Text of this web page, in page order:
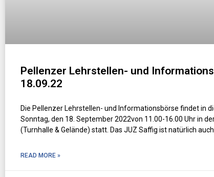
Pellenzer Lehrstellen- und
18.09.22
Die Pellenzer Lehrstellen- und Informationsbörse findet in
Sonntag, den 18. September 2022von 11.00-16.00 Uhr in
(Turnhalle & Gelände) statt. Das JUZ Saffig ist natürlich auch
READ MORE »